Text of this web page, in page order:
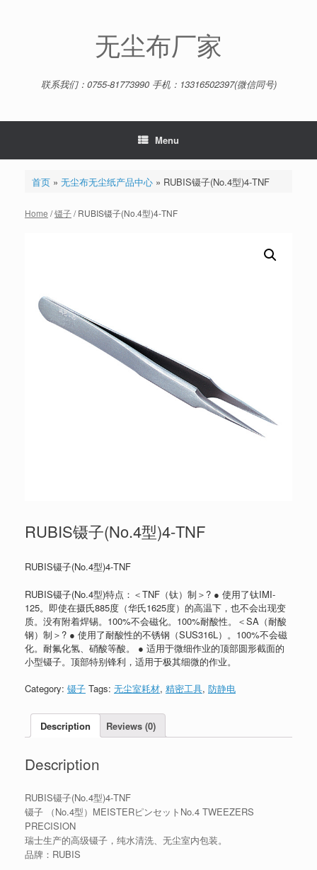
无尘布厂家
联系我们：0755-81773990 手机：13316502397(微信同号)
Menu
首页» 无尘布无尘纸产品中心» RUBIS镊子(No.4型)4-TNF
Home /镊子/ RUBIS镊子(No.4型)4-TNF
RUBIS镊子(No.4型)4-TNF
RUBIS镊子(No.4型)4-TNF
RUBIS镊子(No.4型)特点：＜TNF（钛）制＞? ● 使用了钛IMI-
125。即使在摄氏885度（华氏1625度）的高温下，也不会出现变
质。没有附着焊锡。100%不会磁化。100%耐酸性。＜SA（耐酸
钢）制＞? ● 使用了耐酸性的不锈钢（SUS316L）。100%不会磁
化。耐氟化氢、硝酸等酸。 ● 适用于微细作业的顶部圆形截面的
小型镊子。顶部特别锋利，适用于极其细微的作业。
Category: 镊子 Tags: 无尘室耗材, 精密工具, 防静电
Description Reviews (0)
Description
RUBIS镊子(No.4型)4-TNF
镊子 （No.4型）MEISTERピンセットNo.4 TWEEZERS
PRECISION
瑞士生产的高级镊子，纯水清洗、无尘室内包装。
品牌：RUBIS